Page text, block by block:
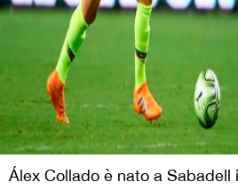
Álex Collado è nato a Sabadell